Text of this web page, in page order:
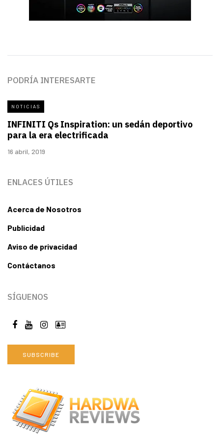
PODRÍA INTERESARTE
NOTICIAS
INFINITI Qs Inspiration: un sedán deportivo
para la era electrificada
16 abril, 2019
ENLACES ÚTILES
Acerca de Nosotros
Publicidad
Aviso de privacidad
Contáctanos
SÍGUENOS
SUBSCRIBE